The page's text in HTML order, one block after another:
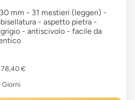
mm - 31 mestieri (leggeri) -
- aspetto pietra -
- antiscivolo - facile da
78,40 €
Giorni